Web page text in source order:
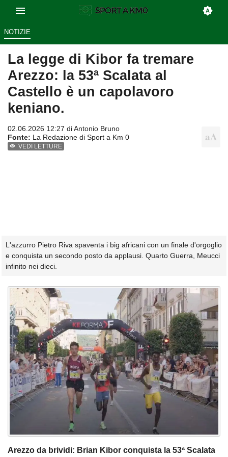
NOTIZIE
La legge di Kibor fa tremare
Arezzo: la 53ª Scalata al
Castello è un capolavoro
keniano.
02.06.2026 12:27 diAntonio Bruno
Fonte: La Redazione di Sport a Km 0
VEDI LETTURE
L'azzurro Pietro Riva spaventa i big africani con un finale d'orgoglio
e conquista un secondo posto da applausi. Quarto Guerra, Meucci
infinito nei dieci.
Arezzo da brividi: Brian Kibor conquista la 53ª Scalata